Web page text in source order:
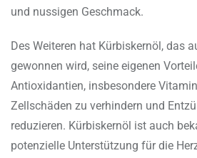
und nussigen Geschmack.
Des Weiteren hat Kürbiskernöl, das
gewonnen wird, seine eigenen
Antioxidantien, insbesondere
Zellschäden zu verhindern und
reduzieren. Kürbiskernöl ist auch
potenzielle Unterstützung für die